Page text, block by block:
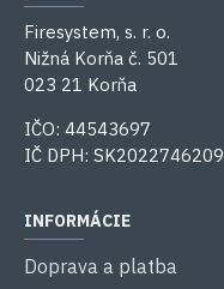
Firesystem, s. r. o.
Nižná Korňa č. 501
023 21 Korňa
IČO: 44543697
IČ DPH: SK2022746209
INFORMÁCIE
Doprava a platba